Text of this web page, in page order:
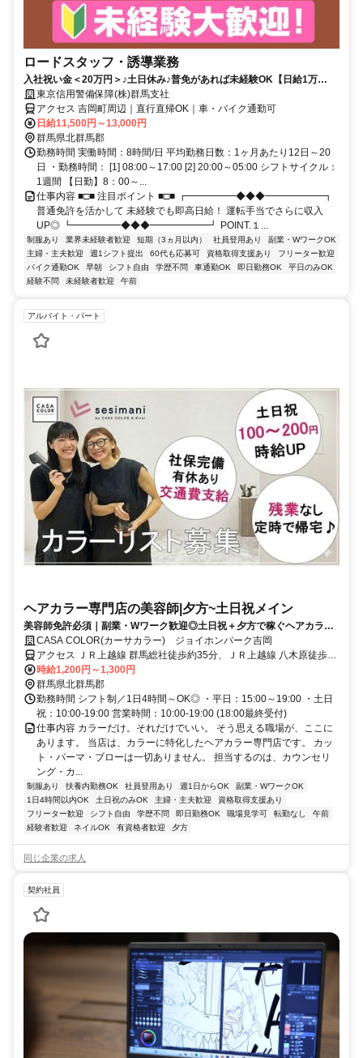
ロードスタッフ・誘導業務
入社祝い金＜20万円＞♪土日休み♪普免があれば未経験OK【日給1万
1500円～】★日給保証◎週払い可◎
東京信用警備保障(株)群馬支社
アクセス 吉岡町周辺｜直行直帰OK｜車・バイク通勤可
日給11,500円～13,000円
群馬県北群馬郡
勤務時間 実働時間：8時間/日 平均勤務日数：1ヶ月あたり12日～20
日 ・勤務時間： [1] 08:00～17:00 [2] 20:00～05:00 シフトサイクル：
1週間 【日勤】8：00～...
仕事内容 ■□■ 注目ポイント ■□■ ┏━━━━━◆◆◆━━━━━━┓
普通免許を活かして 未経験でも即高日給！ 運転手当でさらに収入
UP◎ ┗━━━━━◆◆◆━━━━━━┛ POINT.１...
制服あり 業界未経験者歓迎 短期（3ヵ月以内） 社員登用あり
副業・WワークOK
主婦・主夫歓迎
週1シフト提出 60代も応募可 資格取得支援あり
フリーター歓迎
バイク通勤OK
早朝 シフト自由 学歴不問 車通勤OK 即日勤務OK
平日のみOK
経験不問
未経験者歓迎 午前
アルバイト・パート
ヘアカラー専門店の美容師|夕方~土日祝メイン
美容師免許必須｜副業・Wワーク歓迎◎土日祝＋夕方で稼ぐヘアカラー
専門美容師◎
CASA COLOR(カーサカラー) ジョイホンパーク吉岡
アクセス ＪＲ上越線 群馬総社徒歩約35分、ＪＲ上越線 八木原徒歩約
50分 町立駒寄小学校から車で4分
時給1,200円～1,300円
群馬県北群馬郡
勤務時間 シフト制／1日4時間～OK◎ ・平日：15:00～19:00 ・土日
祝：10:00-19:00 営業時間：10:00-19:00 (18:00最終受付)
仕事内容 カラーだけ。それだけでいい。 そう思える職場が、ここに
あります。 当店は、カラーに特化したヘアカラー専門店です。 カッ
ト・パーマ・ブローは一切ありません。 担当するのは、カウンセリ
ング・カ...
制服あり 扶養内勤務OK 社員登用あり 週1日からOK
副業・WワークOK
1日4時間以内OK
土日祝のみOK 主婦・主夫歓迎
資格取得支援あり
フリーター歓迎
シフト自由 学歴不問 即日勤務OK 職場見学可 転勤なし
午前
経験者歓迎
ネイルOK 有資格者歓迎 夕方
同じ企業の求人
契約社員